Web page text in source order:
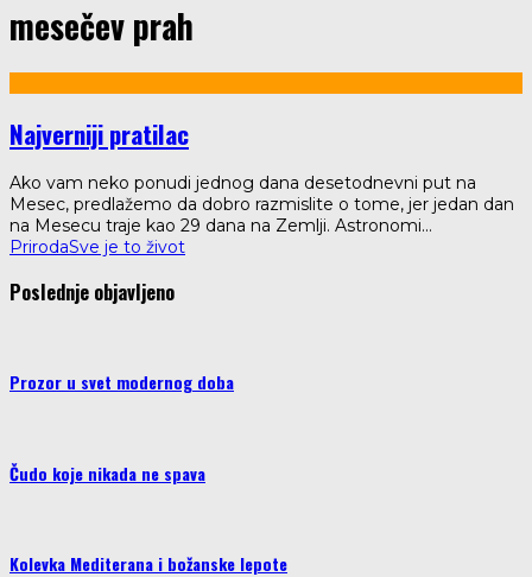
mesečev prah
Najverniji pratilac
Ako vam neko ponudi jednog dana desetodnevni put na
Mesec, predlažemo da dobro razmislite o tome, jer jedan dan
na Mesecu traje kao 29 dana na Zemlji. Astronomi...
PrirodaSve je to život
Poslednje objavljeno
Prozor u svet modernog doba
Čudo koje nikada ne spava
Kolevka Mediterana i božanske lepote